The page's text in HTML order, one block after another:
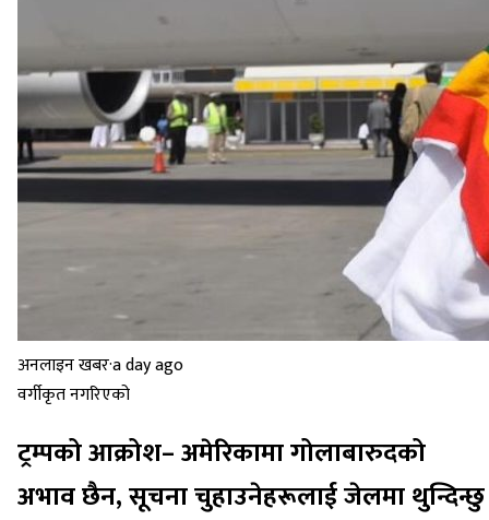
अनलाइन खबर·a day ago
वर्गीकृत नगरिएको
ट्रम्पको आक्रोश– अमेरिकामा गोलाबारुदको
अभाव छैन, सूचना चुहाउनेहरूलाई जेलमा थुन्दिन्छु